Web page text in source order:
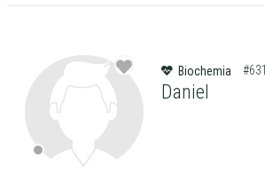
Biochemia
Daniel